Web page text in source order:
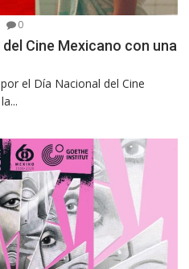
0
Cine Mexicano con una
el Día Nacional del Cine